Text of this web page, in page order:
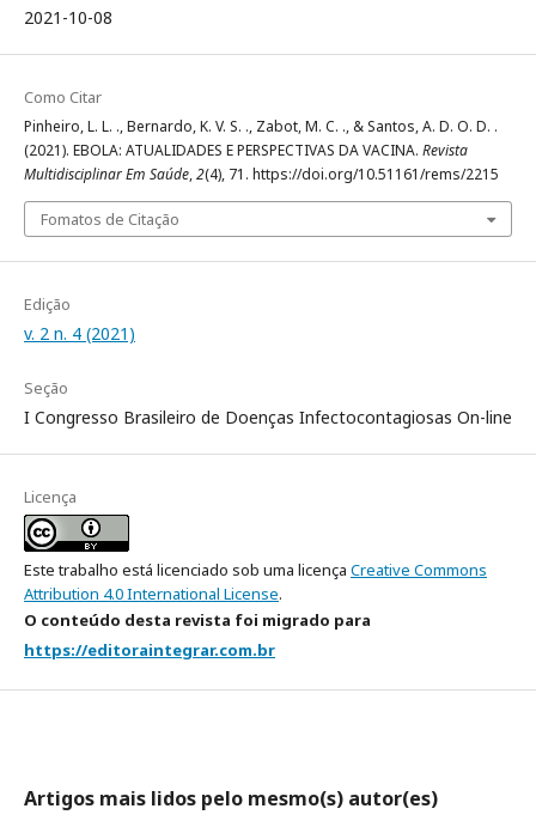
2021-10-08
Como Citar
Pinheiro, L. L. ., Bernardo, K. V. S. ., Zabot, M. C. ., & Santos, A. D. O. D. .
(2021). EBOLA: ATUALIDADES E PERSPECTIVAS DA VACINA. Revista
Multidisciplinar Em Saúde,2(4), 71. https://doi.org/10.51161/rems/2215
Fomatos de Citação
Edição
v. 2 n. 4 (2021)
Seção
I Congresso Brasileiro de Doenças Infectocontagiosas On-line
Licença
Este trabalho está licenciado sob uma licença Creative Commons
Attribution 4.0 International License.
O conteúdo desta revista foi migrado para
https://editoraintegrar.com.br
Artigos mais lidos pelo mesmo(s) autor(es)